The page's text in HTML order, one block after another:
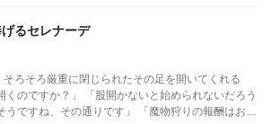
れるダークファンタジー
るセレナーデ
そろそろ厳重に閉じられたその足を開いてくれる
くのですか？」 「股開かないと始められないだろう
うですね、その通りです」 「魔物狩りの報酬はお前